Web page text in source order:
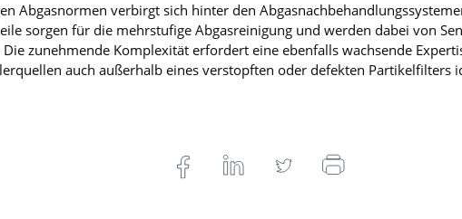
Abgasnormen verbirgt sich hinter den
sorgen für die mehrstufige Abgasreinigung und werden dabei von
zunehmende Komplexität erfordert eine ebenfalls wachsende
auch außerhalb eines verstopften oder defekten